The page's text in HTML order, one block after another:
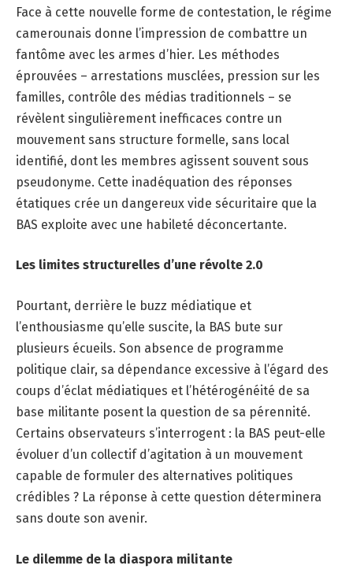
Face à cette nouvelle forme de contestation, le régime
camerounais donne l’impression de combattre un
fantôme avec les armes d’hier. Les méthodes
éprouvées – arrestations musclées, pression sur les
familles, contrôle des médias traditionnels – se
révèlent singulièrement inefficaces contre un
mouvement sans structure formelle, sans local
identifié, dont les membres agissent souvent sous
pseudonyme. Cette inadéquation des réponses
étatiques crée un dangereux vide sécuritaire que la
BAS exploite avec une habileté déconcertante.
Les limites structurelles d’une révolte 2.0
Pourtant, derrière le buzz médiatique et
l’enthousiasme qu’elle suscite, la BAS bute sur
plusieurs écueils. Son absence de programme
politique clair, sa dépendance excessive à l’égard des
coups d’éclat médiatiques et l’hétérogénéité de sa
base militante posent la question de sa pérennité.
Certains observateurs s’interrogent : la BAS peut-elle
évoluer d’un collectif d’agitation à un mouvement
capable de formuler des alternatives politiques
crédibles ? La réponse à cette question déterminera
sans doute son avenir.
Le dilemme de la diaspora militante